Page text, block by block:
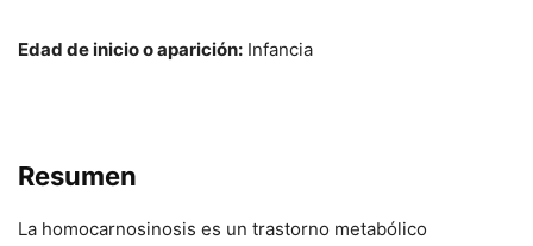
Edad de inicio o aparición: Infancia
Resumen
La homocarnosinosis es un trastorno metabólico